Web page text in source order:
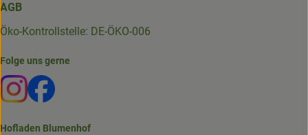
AGB
Öko-Kontrollstelle: DE-ÖKO-006
Folge uns gerne
Externer Link zu https://www.instagram.com/die.hofkiste/
Externer Link zu https://www.facebook.com/p/Die-
Hofladen Blumenhof